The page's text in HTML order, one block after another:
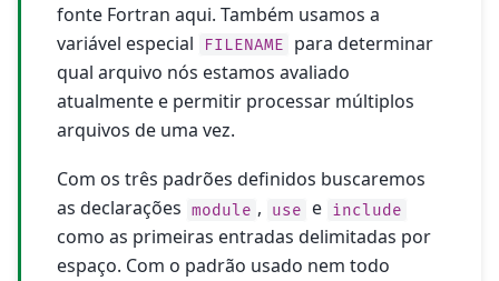
fonte Fortran aqui. Também usamos a
variável especial
FILENAME
para determinar
qual arquivo nós estamos avaliado
atualmente e permitir processar múltiplos
arquivos de uma vez.
Com os três padrões definidos buscaremos
as declarações module , use e include
como as primeiras entradas delimitadas por
espaço. Com o padrão usado nem todo